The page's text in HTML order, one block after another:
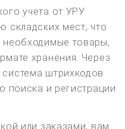
учета от УРУ
складских мест, что
необходимые товары,
хранения. Через
штрихкодов
поиска и регистрации
или заказами, вам